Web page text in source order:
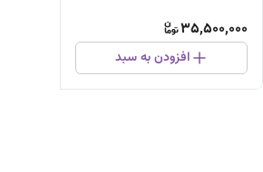
سرمابان
35,500,000
افزودن به سبد